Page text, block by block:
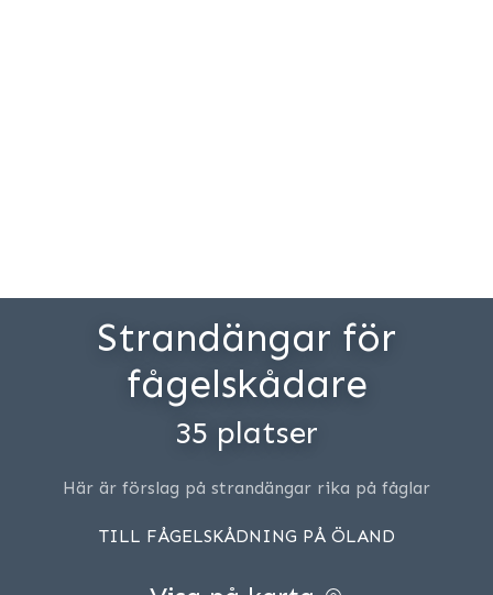
Strandängar för
fågelskådare
35 platser
Här är förslag på strandängar rika på fåglar
TILL FÅGELSKÅDNING PÅ ÖLAND